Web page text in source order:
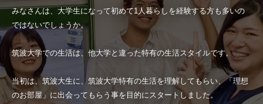
みなさんは、大学生になって初めて1人暮らしを経験する方も多いの
ではないでしょうか。
筑波大学での生活は、他大学と違った特有の生活スタイルです。
当初は、筑波大生に、筑波大学特有の生活を理解してもらい、「理想
のお部屋」に出会ってもらう事を目的にスタートしました。